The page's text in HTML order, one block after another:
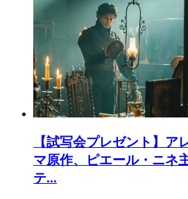
【試写会プレゼント】ア
マ原作、ピエール・ニネ
テ...